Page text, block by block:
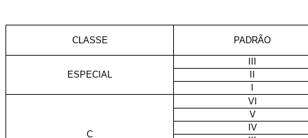
CLASSE PADRÃO
ESPECIAL
C
VI
V
IV